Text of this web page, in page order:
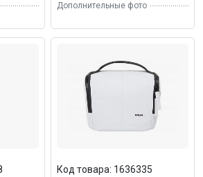
Дополнительные фото
Код товара: 1636335